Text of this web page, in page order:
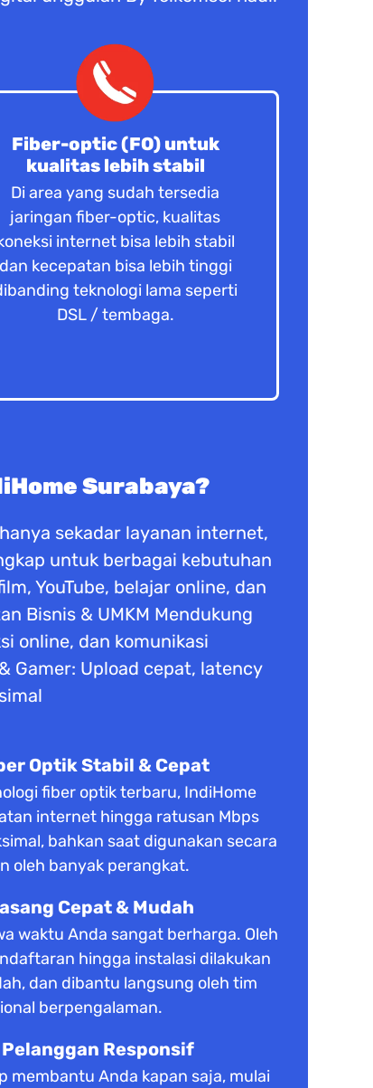
Fiber-optic (FO) untuk
kualitas lebih stabil
Di area yang sudah tersedia
jaringan fiber-optic, kualitas
internet bisa lebih stabil
dan kecepatan bisa lebih tinggi
teknologi lama seperti
DSL / tembaga.
Surabaya?
sekadar layanan internet,
untuk berbagai kebutuhan
YouTube, belajar online, dan
Bisnis & UMKM Mendukung
online, dan komunikasi
Gamer: Upload cepat, latency
Optik Stabil & Cepat
fiber optik terbaru, IndiHome
internet hingga ratusan Mbps
bahkan saat digunakan secara
oleh banyak perangkat.
Cepat & Mudah
waktu Anda sangat berharga. Oleh
hingga instalasi dilakukan
dan dibantu langsung oleh tim
berpengalaman.
Responsif
membantu Anda kapan saja, mulai